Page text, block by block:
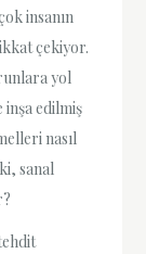
insanın
çekiyor.
yol
edilmiş
nasıl
sanal